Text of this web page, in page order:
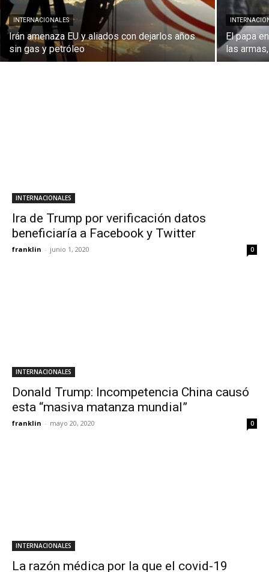
INTERNACIONALES
Irán amenaza EU y aliados con dejarlos años
sin gas y petróleo
El papa
las
INTERNACIONALES
Ira de Trump por verificación datos
beneficiaría a Facebook y Twitter
franklin - junio 1, 2020 0
INTERNACIONALES
Donald Trump: Incompetencia China causó
esta “masiva matanza mundial”
franklin - mayo 20, 2020 0
INTERNACIONALES
La razón médica por la que el covid-19